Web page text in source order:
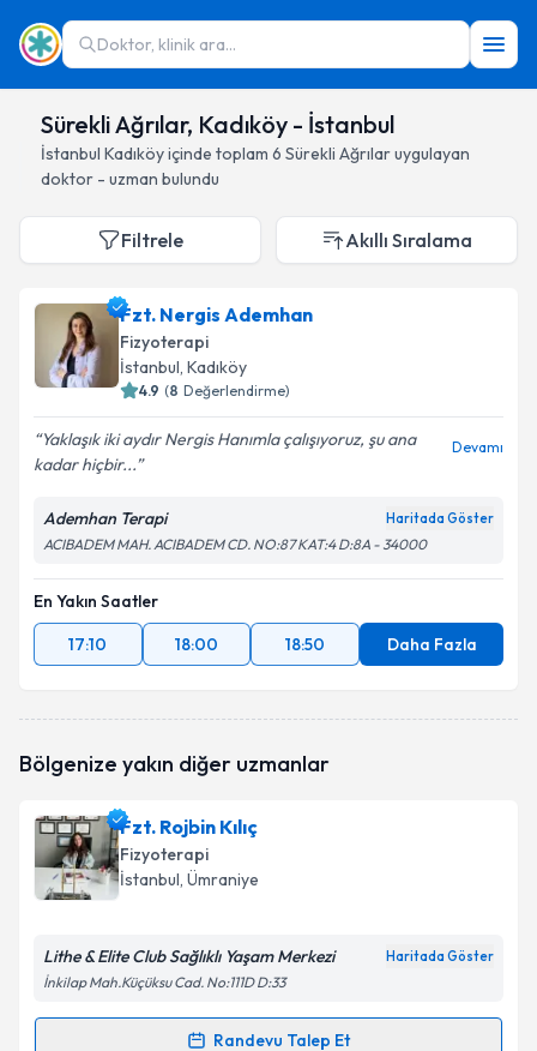
Doktor, klinik ara...
Sürekli Ağrılar, Kadıköy - İstanbul
İstanbul Kadıköyiçinde toplam 6 Sürekli Ağrılaruygulayan
doktor - uzman bulundu
Filtrele Akıllı Sıralama
Fzt. Nergis Ademhan
Fizyoterapi
İstanbul, Kadıköy
4.9 (8 Değerlendirme)
Yaklaşık iki aydır Nergis Hanımla çalışıyoruz, şu ana
kadar hiçbir...
Devamı
Ademhan Terapi Haritada Göster
ACIBADEM MAH. ACIBADEM CD. NO:87 KAT:4 D:8A - 34000
En Yakın Saatler
17:10
18:00 18:50 Daha Fazla
Bölgenize yakın diğer uzmanlar
Fzt. Rojbin Kılıç
Fizyoterapi
İstanbul, Ümraniye
Lithe & Elite Club Sağlıklı Yaşam Merkezi Haritada Göster
İnkilap Mah.Küçüksu Cad. No:111D D:33
Randevu Talep Et